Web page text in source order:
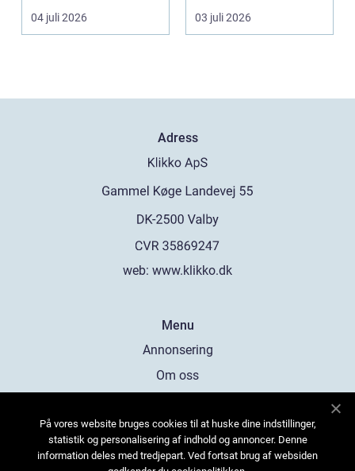
både mer h...
04 juli 2026
gång ell...
03 juli 2026
Adress
web: www.klikko.dk
Menu
Annonsering
Om oss
Kontakta oss
Sitemap
På vores website bruges cookies til at huske dine indstillinger,
statistik og personalisering af indhold og annoncer. Denne
information deles med tredjepart. Ved fortsat brug af websiden